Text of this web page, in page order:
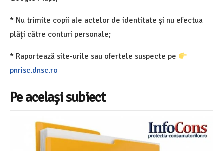
* Nu trimite copii ale actelor de identitate și nu efectua
plăți către conturi personale;
* Raportează site-urile sau ofertele suspecte pe
pnrisc.dnsc.ro
Pe același subiect